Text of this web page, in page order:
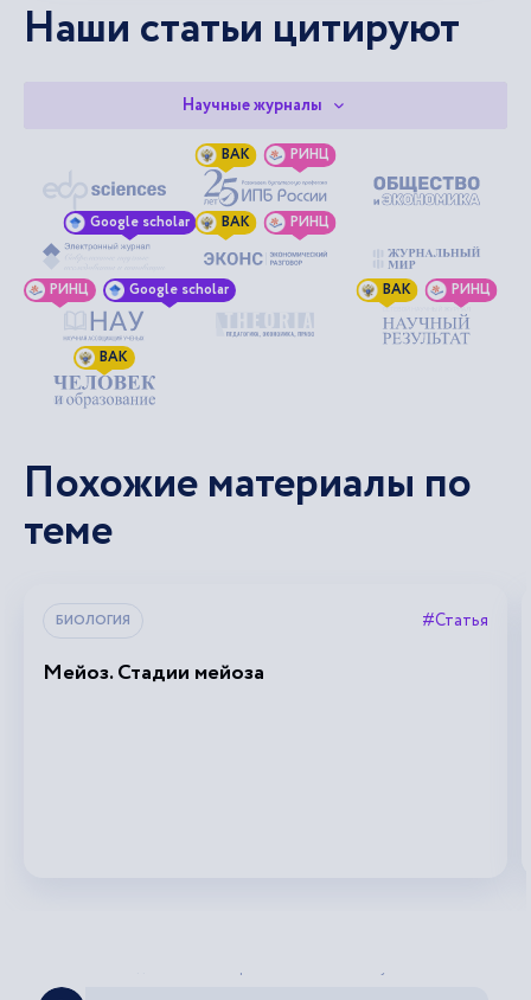
Наши статьи цитируют
Научные журналы
ВАК РИНЦ
Google scholar ВАК РИНЦ
РИНЦ Google scholar ВАК РИНЦ
ВАК
Похожие материалы по
теме
БИОЛОГИЯ #Статья
Мейоз. Стадии мейоза